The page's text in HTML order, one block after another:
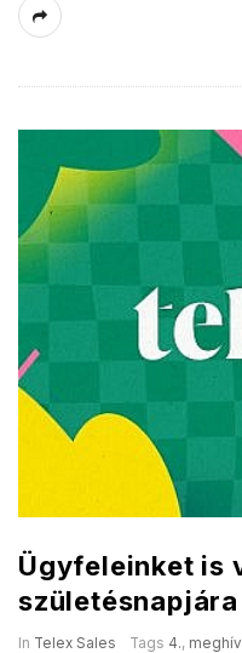
Ügyfeleinket is
születésnapjára
In Telex Sales Tags 4.,